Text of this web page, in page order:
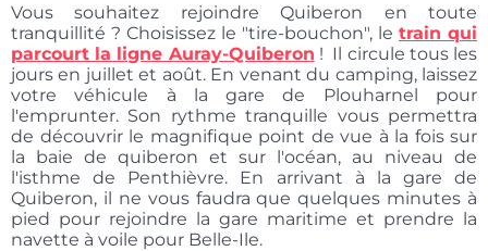
Vous souhaitez rejoindre Quiberon en toute
tranquillité ? Choisissez le "tire-bouchon", le train qui
parcourt la ligne Auray-Quiberon ! Il circule tous les
jours en juillet et août. En venant du camping, laissez
votre véhicule à la gare de Plouharnel pour
l'emprunter. Son rythme tranquille vous permettra
de découvrir le magnifique point de vue à la fois sur
la baie de quiberon et sur l'océan, au niveau de
l'isthme de Penthièvre. En arrivant à la gare de
Quiberon, il ne vous faudra que quelques minutes à
pied pour rejoindre la gare maritime et prendre la
navette à voile pour Belle-Ile.